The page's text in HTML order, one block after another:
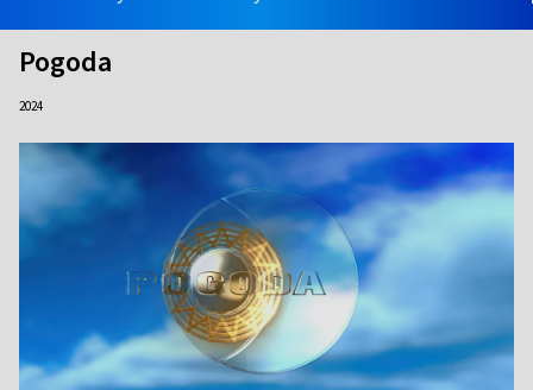
Pogoda
2024